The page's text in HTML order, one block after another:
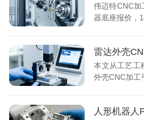
伟迈特CNC加
器底座报价，
本文从工艺工
外壳CNC加工